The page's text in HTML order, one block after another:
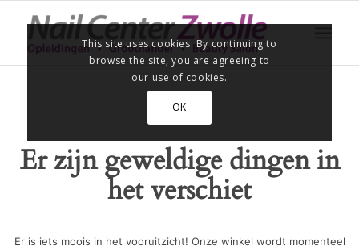
Er zijn geweldige dingen in
het verschiet
Er is iets moois in het vooruitzicht! Onze winkel wordt momenteel
This site uses cookies. By continuing to
browse the site, you are agreeing to
our use of cookies.
OK